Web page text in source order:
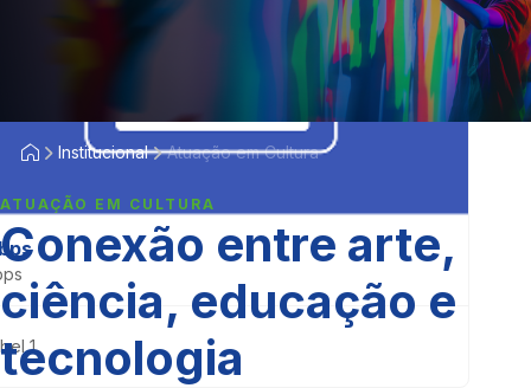
1
Institucional Atuação em Cultura
ATUAÇÃO EM CULTURA
Conexão entre arte,
ciência, educação e
tecnologia